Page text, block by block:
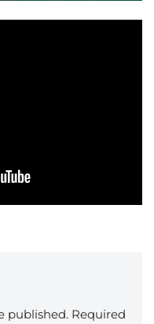
published. Required